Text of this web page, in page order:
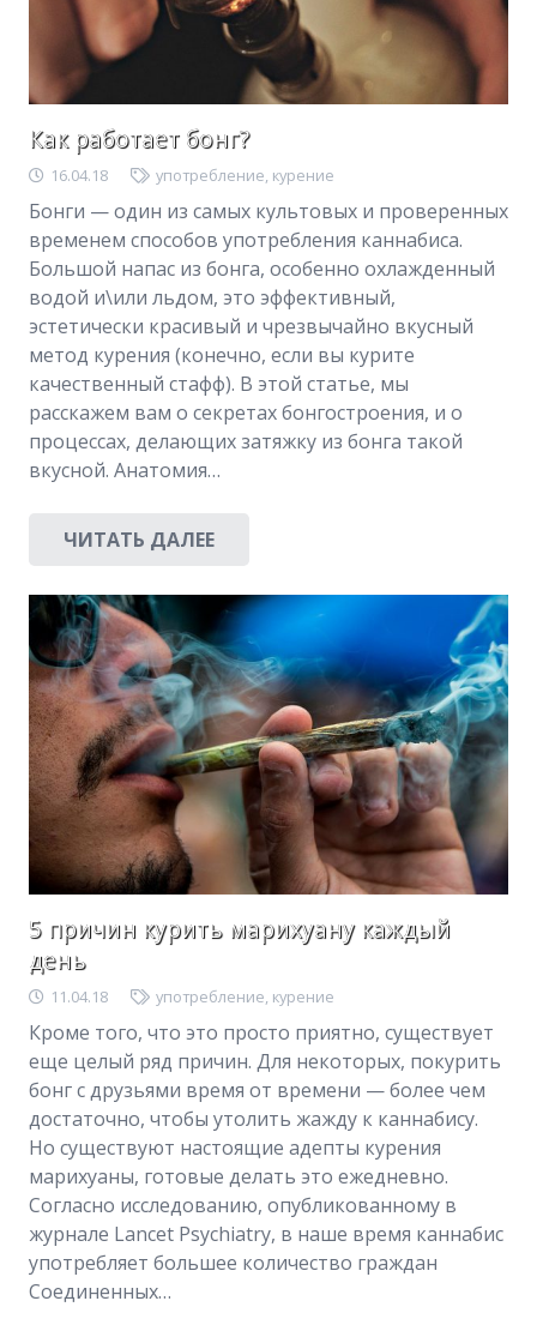
Как работает бонг?
16.04.18 употребление, курение
Бонги — один из самых культовых и проверенных
временем способов употребления каннабиса.
Большой напас из бонга, особенно охлажденный
водой и\или льдом, это эффективный,
эстетически красивый и чрезвычайно вкусный
метод курения (конечно, если вы курите
качественный стафф). В этой статье, мы
расскажем вам о секретах бонгостроения, и о
процессах, делающих затяжку из бонга такой
вкусной. Анатомия…
ЧИТАТЬ ДАЛЕЕ
5 причин курить марихуану каждый
день
11.04.18 употребление, курение
Кроме того, что это просто приятно, существует
еще целый ряд причин. Для некоторых, покурить
бонг с друзьями время от времени — более чем
достаточно, чтобы утолить жажду к каннабису.
Но существуют настоящие адепты курения
марихуаны, готовые делать это ежедневно.
Согласно исследованию, опубликованному в
журнале Lancet Psychiatry, в наше время каннабис
употребляет большее количество граждан
Соединенных…